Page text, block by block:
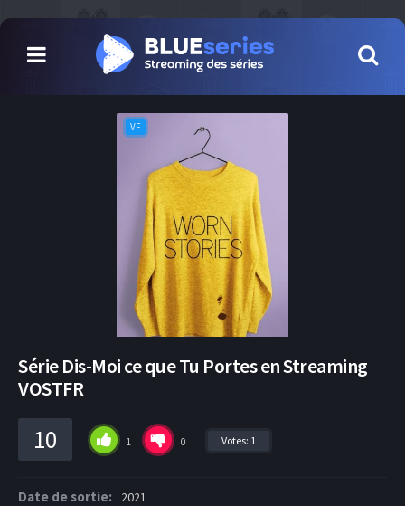
VF
Série Dis-Moi ce que Tu Portes en Streaming
VOSTFR
10 1 0 Votes: 1
Date de sortie: 2021